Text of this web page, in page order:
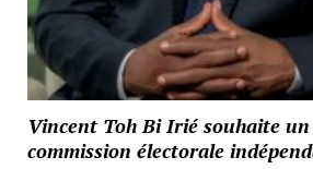
Vincent Toh Bi Irié souhaite
commission électorale